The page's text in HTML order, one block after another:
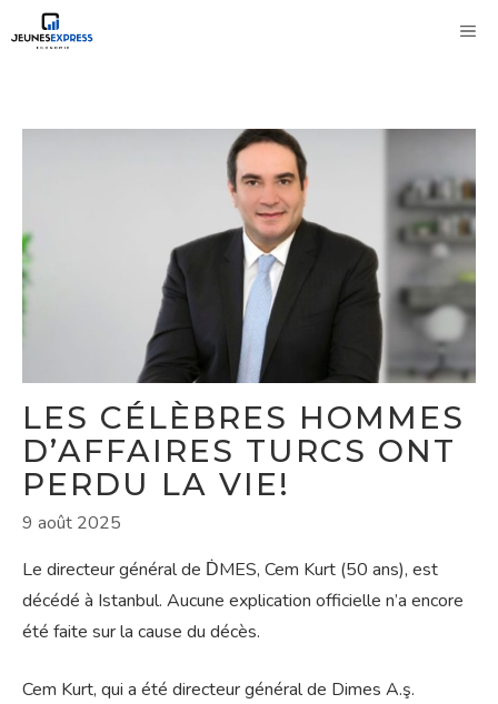
au
LES CÉLÈBRES HOMMES
D’AFFAIRES TURCS ONT
PERDU LA VIE!
9 août 2025
Le directeur général de ḊMES, Cem Kurt (50 ans), est
décédé à Istanbul. Aucune explication officielle n’a encore
été faite sur la cause du décès.
Cem Kurt, qui a été directeur général de Dimes A.ş.